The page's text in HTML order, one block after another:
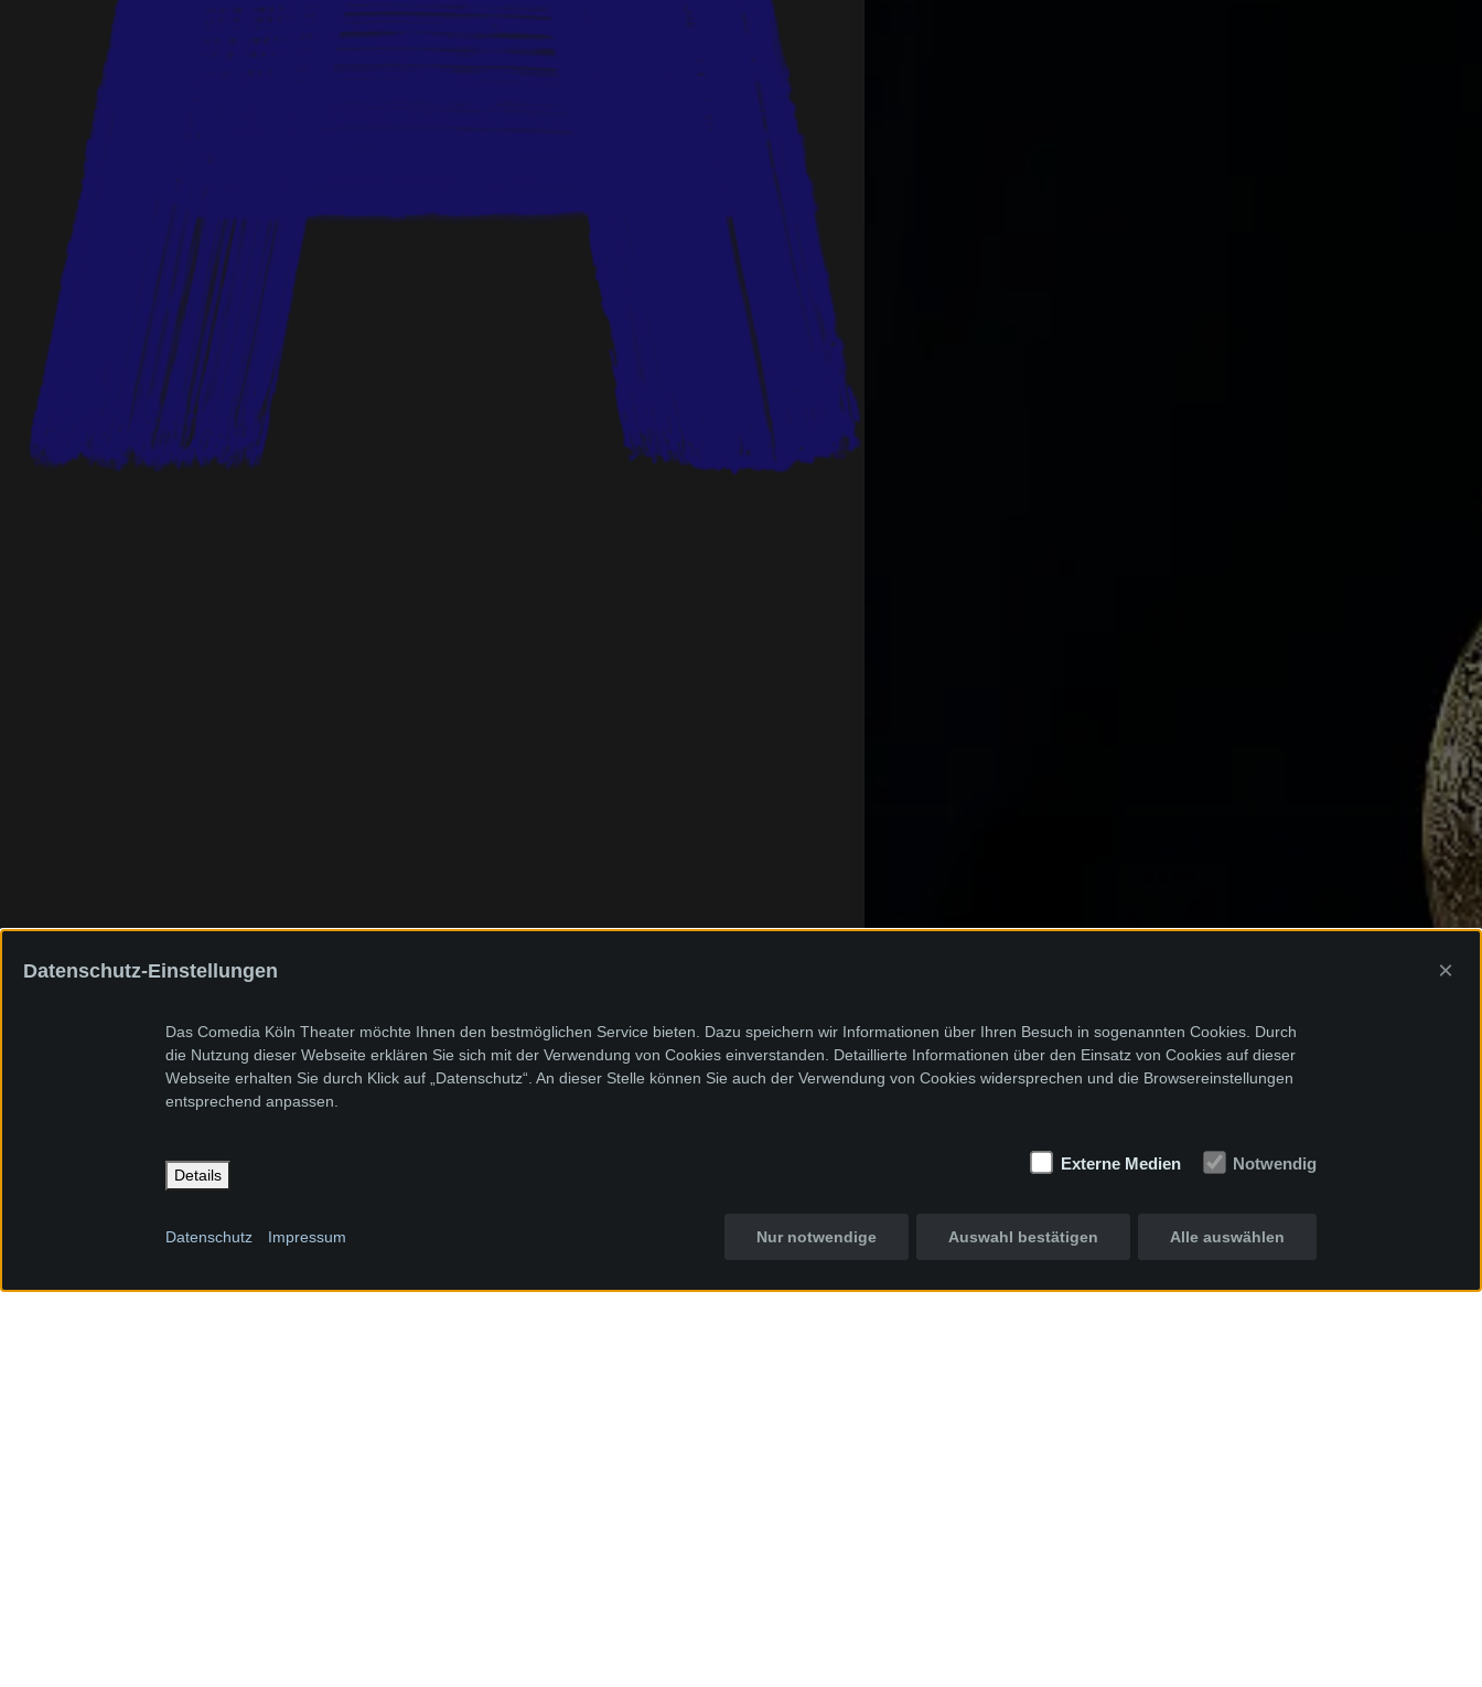
Datenschutz-Einstellungen ×
Das Comedia Köln Theater möchte Ihnen den bestmöglichen Service bieten. Dazu speichern wir Informationen über Ihren Besuch in sogenannten Cookies. Durch
die Nutzung dieser Webseite erklären Sie sich mit der Verwendung von Cookies einverstanden. Detaillierte Informationen über den Einsatz von Cookies auf dieser
Webseite erhalten Sie durch Klick auf „Datenschutz“. An dieser Stelle können Sie auch der Verwendung von Cookies widersprechen und die Browsereinstellungen
entsprechend anpassen.
Externe Medien Notwendig
Details
Nur notwendige Auswahl bestätigen Alle auswählen
Datenschutz Impressum